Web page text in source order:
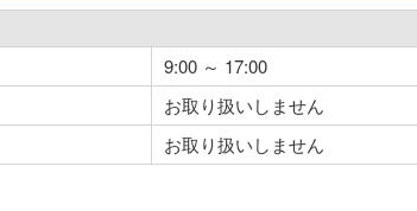
9:00 ～ 17:00
お取り扱いしません
お取り扱いしません